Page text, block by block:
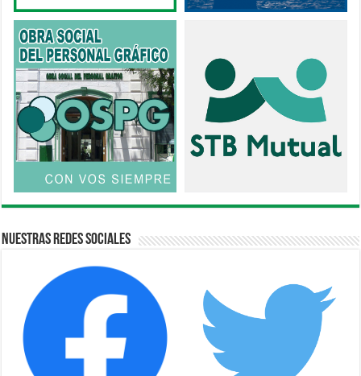
Nuestras Redes Sociales